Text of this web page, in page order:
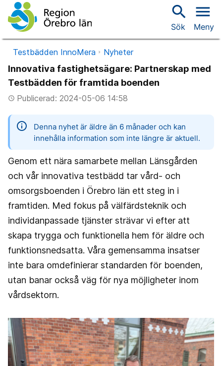
search
Sök
menu
Meny
Testbädden InnoMera Nyheter
Innovativa fastighetsägare: Partnerskap med
Testbädden för framtida boenden
access_timePublicerad: 2024-05-06 14:58
information
Denna nyhet är äldre än 6 månader och kan
innehålla information som inte längre är aktuell.
Genom ett nära samarbete mellan Länsgården
och vår innovativa testbädd tar vård- och
omsorgsboenden i Örebro län ett steg in i
framtiden. Med fokus på välfärdsteknik och
individanpassade tjänster strävar vi efter att
skapa trygga och funktionella hem för äldre och
funktionsnedsatta. Våra gemensamma insatser
inte bara omdefinierar standarden för boenden,
utan banar också väg för nya möjligheter inom
vårdsektorn.